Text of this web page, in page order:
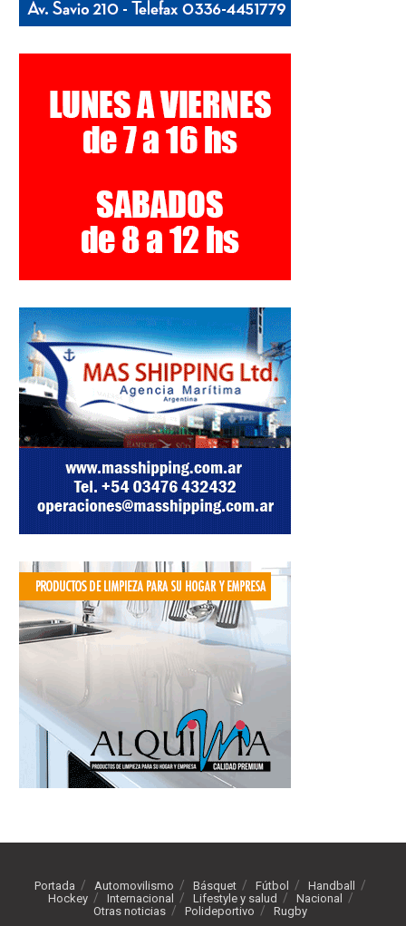
Portada Automovilismo Básquet Fútbol
Handball
Hockey
Internacional Lifestyle y salud
Nacional
Otras noticias
Polideportivo Rugby